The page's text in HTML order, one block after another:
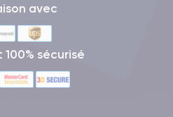
avec
100% sécurisé